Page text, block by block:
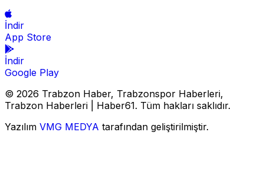
İndir
App Store
İndir
Google Play
© 2026 Trabzon Haber, Trabzonspor Haberleri,
Trabzon Haberleri | Haber61. Tüm hakları saklıdır.
Yazılım VMG MEDYA tarafından geliştirilmiştir.